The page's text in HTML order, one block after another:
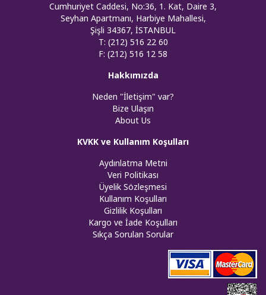
Cumhuriyet Caddesi, No:36, 1. Kat, Daire 3,
Seyhan Apartmanı, Harbiye Mahallesi,
Şişli 34367, İSTANBUL
T: (212) 516 22 60
F: (212) 516 12 58
Hakkımızda
Neden "İletişim" var?
Bize Ulaşın
About Us
KVKK ve Kullanım Koşulları
Aydınlatma Metni
Veri Politikası
Üyelik Sözleşmesi
Kullanım Koşulları
Gizlilik Koşulları
Kargo ve İade Koşulları
Sıkça Sorulan Sorular